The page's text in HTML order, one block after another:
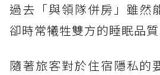
過去「與領隊併房」雖然
卻時常犧牲雙方的睡眠品質
隨著旅客對於住宿隱私的